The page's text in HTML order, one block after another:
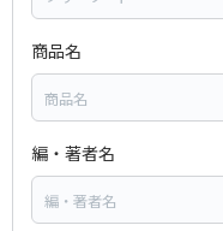
商品名
編・著者名